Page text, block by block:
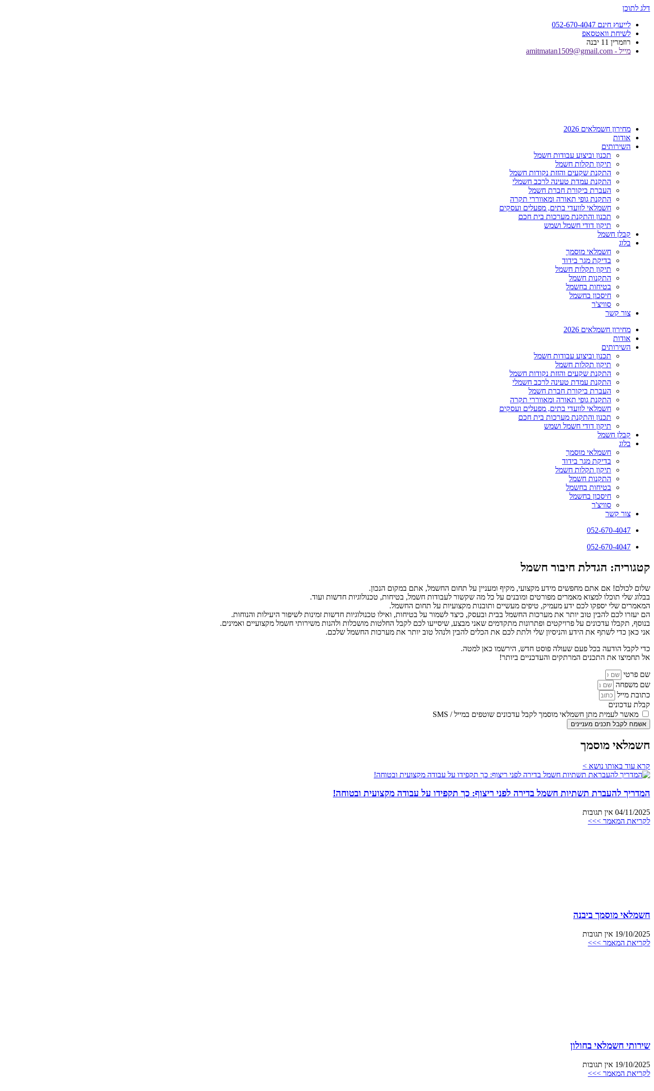
דלג לתוכן
לייעוץ חינם 052-670-4047
לשיחת וואטסאפ
רוזמרין 11 יבנה
מייל - amitmatan1509@gmail.com
מחירון חשמלאים 2026
אודות
השירותים
תכנון וביצוע עבודות חשמל
תיקון תקלות חשמל
התקנת שקעים והזזת נקודות חשמל
התקנת עמדת טעינה לרכב חשמלי
העברת ביקורת חברת חשמל
התקנת גופי תאורה ומאווררי תקרה
חשמלאי לוועדי בתים, מפעלים ועסקים
תכנון והתקנת מערכות בית חכם
תיקון דודי חשמל ושמש
קבלן חשמל
בלוג
חשמלאי מוסמך
בדיקת מגר בידוד
תיקון תקלות חשמל
התקנות חשמל
בטיחות בחשמל
חיסכון בחשמל
סוויצ'ר
צור קשר
מחירון חשמלאים 2026
אודות
השירותים
תכנון וביצוע עבודות חשמל
תיקון תקלות חשמל
התקנת שקעים והזזת נקודות חשמל
התקנת עמדת טעינה לרכב חשמלי
העברת ביקורת חברת חשמל
התקנת גופי תאורה ומאווררי תקרה
חשמלאי לוועדי בתים, מפעלים ועסקים
תכנון והתקנת מערכות בית חכם
תיקון דודי חשמל ושמש
קבלן חשמל
בלוג
חשמלאי מוסמך
בדיקת מגר בידוד
תיקון תקלות חשמל
התקנות חשמל
בטיחות בחשמל
חיסכון בחשמל
סוויצ'ר
צור קשר
052-670-4047
052-670-4047
קטגוריה: הגדלת חיבור חשמל
שלום לכולם! אם אתם מחפשים מידע מקצועי, מקיף ומעניין על תחום החשמל, אתם במקום הנכון.
בבלוג שלי תוכלו למצוא מאמרים מפורטים ומובנים על כל מה שקשור לעבודות חשמל, בטיחות, טכנולוגיות חדשות ועוד.
המאמרים שלי יספקו לכם ידע מעמיק, טיפים מעשיים ותובנות מקצועיות על תחום החשמל.
הם יעזרו לכם להבין טוב יותר את מערכות החשמל בבית ובעסק, כיצד לשמור על בטיחות, ואילו טכנולוגיות חדשות זמינות לשיפור היעילות והנוחות.
בנוסף, תקבלו עדכונים על פרויקטים ופתרונות מתקדמים שאני מבצע, שיסייעו לכם לקבל החלטות מושכלות ולהנות משירותי חשמל מקצועיים ואמינים.
אני כאן כדי לשתף את הידע והניסיון שלי ולתת לכם את הכלים להבין ולנהל טוב יותר את מערכות החשמל שלכם.
כדי לקבל הודעה בכל פעם שעולה פוסט חדש, הירשמו כאן למטה.
אל תחמיצו את התכנים המרתקים והעדכניים ביותר!
שם פרטי
שם משפחה
כתובת מייל
קבלת עדכונים
מאשר לעמית מתן חשמלאי מוסמך לקבל עדכונים שוטפים במייל / SMS
אשמח לקבל תכנים מעניינים
חשמלאי מוסמך
קרא עוד באותו נושא >
המדריך להעברת תשתיות חשמל בדירה לפני ריצוף: כך תקפידו על עבודה מקצועית ובטוחה!
04/11/2025 אין תגובות
לקריאת המאמר >>>
חשמלאי מוסמך ביבנה
19/10/2025 אין תגובות
לקריאת המאמר >>>
שירותי חשמלאי בחולון
19/10/2025 אין תגובות
לקריאת המאמר >>>